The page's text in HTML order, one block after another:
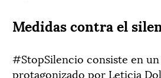
Medidas contra el
#StopSilencio consiste en
protagonizado por Leticia